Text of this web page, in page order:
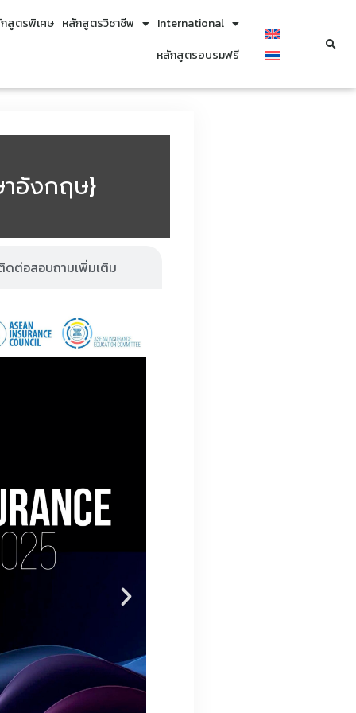
สูตรพิเศษ หลักสูตรวิชาชีพ
International
หลักสูตรอบรมฟรี
อังกฤษ}​
ดต่อสอบถามเพิ่มเติม